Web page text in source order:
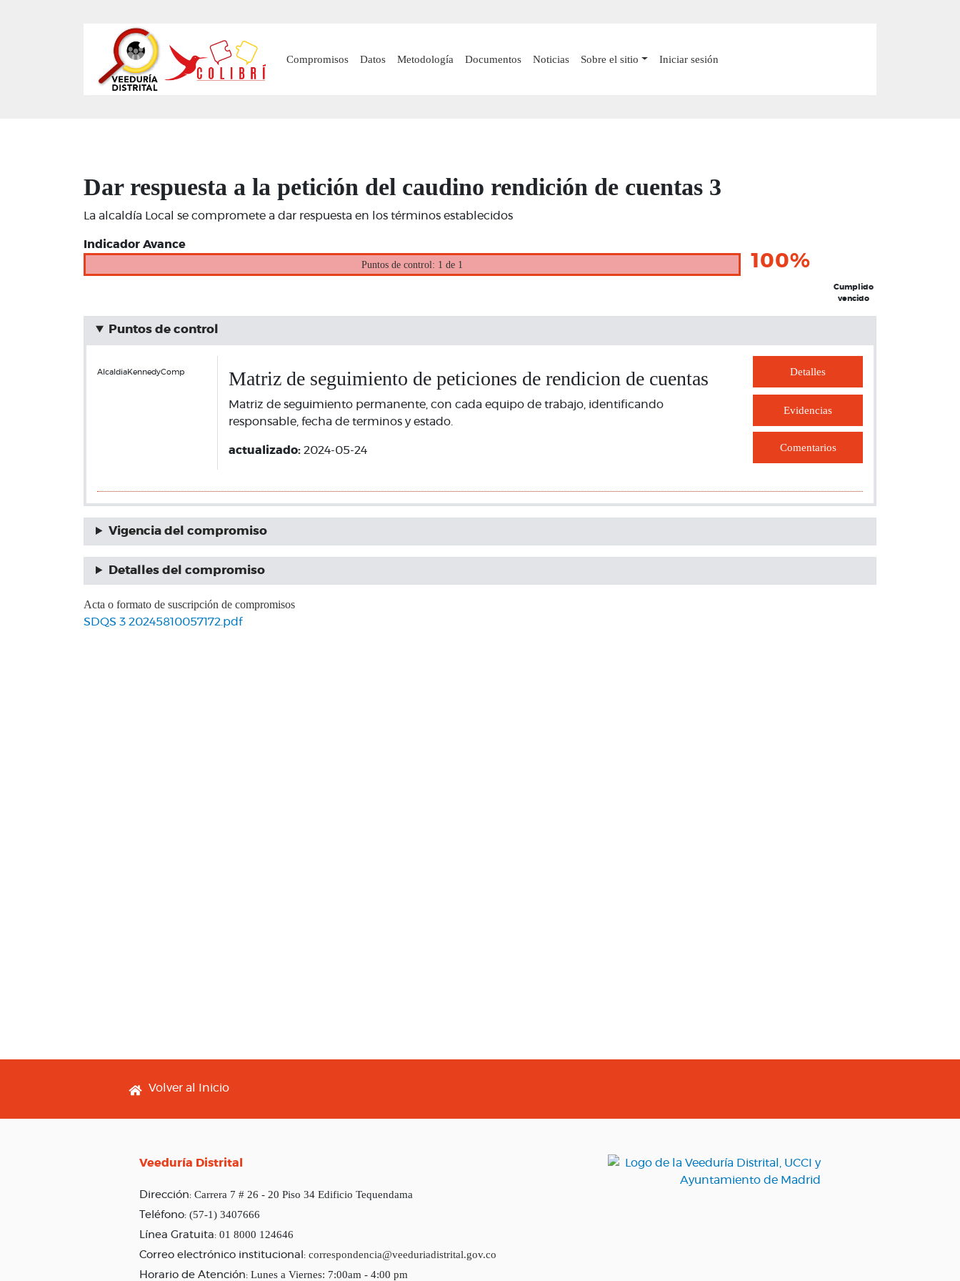
principal
Main navigation
Compromisos Datos Metodología Documentos Noticias Sobre el sitio Iniciar sesión
Dar respuesta a la petición del caudino rendición de cuentas 3
La alcaldía Local se compromete a dar respuesta en los términos establecidos
Indicador Avance
Puntos de control: 1 de 1
100%
Cumplido
vencido
Puntos de control
AlcaldiaKennedyComp Matriz de seguimiento de peticiones de rendicion de cuentas
Matriz de seguimiento permanente, con cada equipo de trabajo, identificando
responsable, fecha de terminos y estado.
actualizado: 2024-05-24
Detalles
Evidencias
Comentarios
Vigencia del compromiso
Detalles del compromiso
Acta o formato de suscripción de compromisos
SDQS 3 20245810057172.pdf
Footer menu
Volver al Inicio
Veeduría Distrital
Dirección: Carrera 7 # 26 - 20 Piso 34 Edificio Tequendama
Teléfono: (57-1) 3407666
Línea Gratuita: 01 8000 124646
Correo electrónico institucional: correspondencia@veeduriadistrital.gov.co
Horario de Atención: Lunes a Viernes: 7:00am - 4:00 pm